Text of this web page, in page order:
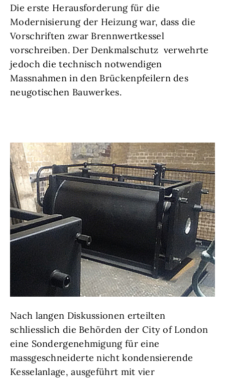
Die erste Herausforderung für die
Modernisierung der Heizung war, dass die
Vorschriften zwar Brennwertkessel
vorschreiben. Der Denkmalschutz verwehrte
jedoch die technisch notwendigen
Massnahmen in den Brückenpfeilern des
neugotischen Bauwerkes.
Nach langen Diskussionen erteilten
schliesslich die Behörden der City of London
eine Sondergenehmigung für eine
massgeschneiderte nicht kondensierende
Kesselanlage, ausgeführt mit vier